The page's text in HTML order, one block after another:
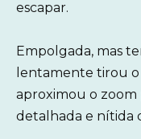
escapar.
Empolgada, mas
lentamente tirou
aproximou o
detalhada e nítida